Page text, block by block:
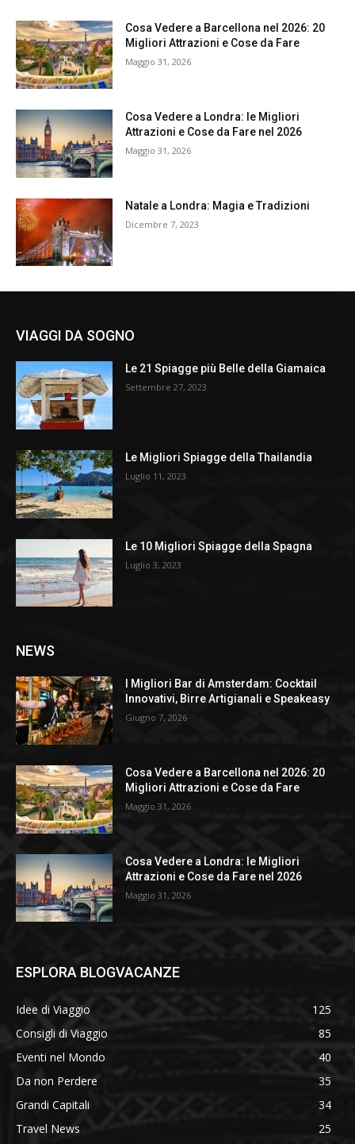
Cosa Vedere a Barcellona nel 2026: 20
Migliori Attrazioni e Cose da Fare
Maggio 31, 2026
Cosa Vedere a Londra: le Migliori
Attrazioni e Cose da Fare nel 2026
Maggio 31, 2026
Natale a Londra: Magia e Tradizioni
Dicembre 7, 2023
VIAGGI DA SOGNO
Le 21 Spiagge più Belle della Giamaica
Settembre 27, 2023
Le Migliori Spiagge della Thailandia
Luglio 11, 2023
Le 10 Migliori Spiagge della Spagna
Luglio 3, 2023
NEWS
I Migliori Bar di Amsterdam: Cocktail
Innovativi, Birre Artigianali e Speakeasy
Giugno 7, 2026
Cosa Vedere a Barcellona nel 2026: 20
Migliori Attrazioni e Cose da Fare
Maggio 31, 2026
Cosa Vedere a Londra: le Migliori
Attrazioni e Cose da Fare nel 2026
Maggio 31, 2026
ESPLORA BLOGVACANZE
Idee di Viaggio
125
Consigli di Viaggio
85
Eventi nel Mondo
40
Da non Perdere
35
Grandi Capitali
34
Travel News
25